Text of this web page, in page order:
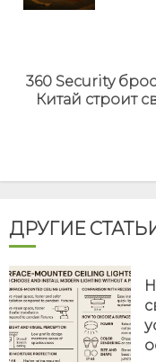
Next
post:
360 Security
Китай строит
ДРУГИЕ